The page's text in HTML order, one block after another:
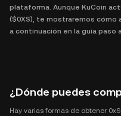
plataforma. Aunque KuCoin
($0XS), te mostraremos
a continuación en la guía paso
¿Dónde puedes
Hay varias formas de obtener